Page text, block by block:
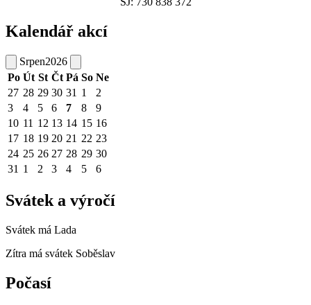
Kalendář akcí
Srpen2026
Po Út St Čt Pá So Ne
27 28 29 30 31 1
2
3
4 5 6 7 8
9
10 11 12 13 14 15 16
17 18 19 20 21 22 23
24 25 26 27 28 29 30
31 1 2 3 4 5 6
Svátek a výročí
Svátek má Lada
Zítra má svátek Soběslav
Počasí